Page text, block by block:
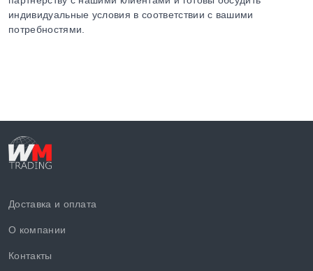
индивидуальные условия в соответствии с вашими
потребностями.
Доставка и оплата
О компании
Контакты